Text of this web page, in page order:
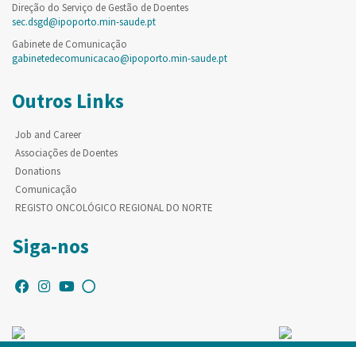
Direção do Serviço de Gestão de Doentes
sec.dsgd@ipoporto.min-saude.pt
Gabinete de Comunicação
gabinetedecomunicacao@ipoporto.min-saude.pt
Outros Links
Job and Career
Associações de Doentes
Donations
Comunicação
REGISTO ONCOLÓGICO REGIONAL DO NORTE
Siga-nos